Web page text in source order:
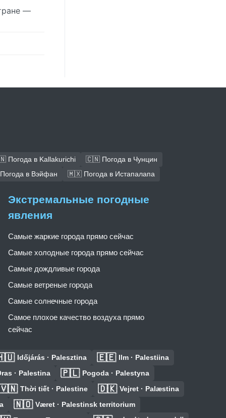
—
Погода в Kallakurichi
🇨🇳 Погода в Чунцин
в Вэйфан 🇲🇽 Погода в Истапалапа
Экстремальные погодные
явления
Самые жаркие города прямо сейчас
Самые холодные города прямо сейчас
Самые дождливые города
Самые ветреные города
Самые солнечные города
Самое плохое качество воздуха прямо
сейчас
Időjárás · Palesztina 🇪🇪 Ilm · Palestiina
· Palestina 🇵🇱 Pogoda · Palestyna
Thời tiết · Palestine 🇩🇰 Vejret · Palæstina
🇳🇴 Været · Palestinsk territorium